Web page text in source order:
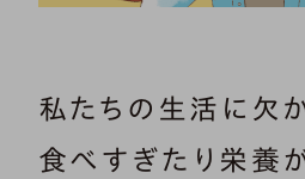
私たちの生活に欠
食べすぎたり栄養